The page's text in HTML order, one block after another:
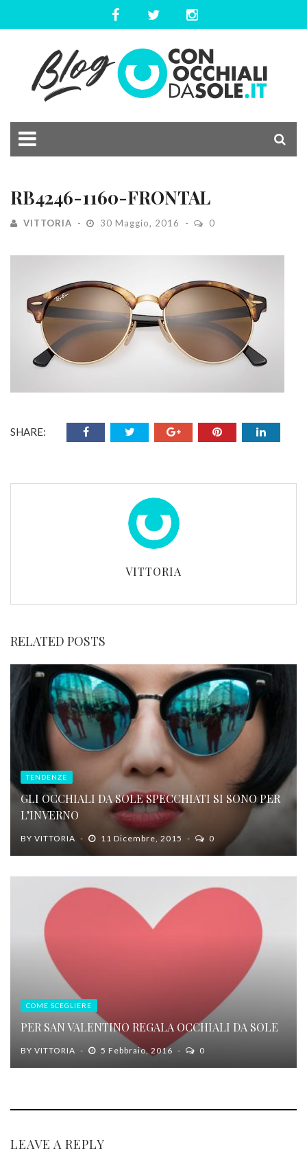
RB4246-1160-FRONTAL
VITTORIA 30 Maggio, 2016 0
SHARE:
VITTORIA
RELATED POSTS
TENDENZE
GLI OCCHIALI DA SOLE SPECCHIATI SI SONO PER
L’INVERNO
BY VITTORIA 11 Dicembre, 2015 0
COME SCEGLIERE
PER SAN VALENTINO REGALA OCCHIALI DA SOLE
BY VITTORIA 5 Febbraio, 2016 0
LEAVE A REPLY